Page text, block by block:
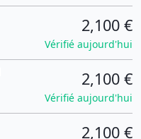
2,100 €
Vérifié aujourd'hui
2,100 €
Vérifié aujourd'hui
2,100 €